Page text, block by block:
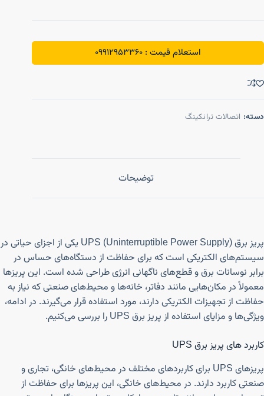
استعلام قیمت : 09912953360
دسته: اتصالات ترانکینگ
توضیحات
پریز برق UPS (Uninterruptible Power Supply) یکی از اجزای حیاتی در
سیستم‌های الکتریکی است که برای حفاظت از دستگاه‌های حساس در
برابر نوسانات برق و قطع‌های ناگهانی انرژی طراحی شده است. این پریزها
معمولاً در مکان‌هایی مانند دفاتر، خانه‌ها و محیط‌های صنعتی که نیاز به
حفاظت از تجهیزات الکتریکی دارند، مورد استفاده قرار می‌گیرند. در ادامه،
ویژگی‌ها و مزایای استفاده از پریز برق UPS را بررسی می‌کنیم.
کاربرد های پریز برق UPS
پریزهای UPS برای کاربردهای مختلف در محیط‌های خانگی، تجاری و
صنعتی کاربرد دارند. در محیط‌های خانگی، این پریزها برای حفاظت از